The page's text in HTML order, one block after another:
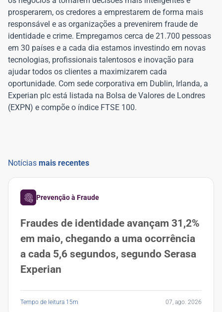
prosperarem, os credores a emprestarem de forma mais
responsável e as organizações a prevenirem fraude de
identidade e crime. Empregamos cerca de 21.700 pessoas
em 30 países e a cada dia estamos investindo em novas
tecnologias, profissionais talentosos e inovação para
ajudar todos os clientes a maximizarem cada
oportunidade. Com sede corporativa em Dublin, Irlanda, a
Experian plc está listada na Bolsa de Valores de Londres
(EXPN) e compõe o índice FTSE 100.
Notícias mais recentes
Prevenção à Fraude
Fraudes de identidade avançam 31,2%
em maio, chegando a uma ocorrência
a cada 5,6 segundos, segundo Serasa
Experian
Tempo de leitura 15m 07, ago. 2026